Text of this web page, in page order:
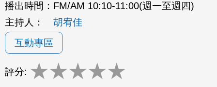
播出時間： FM/AM 10:10-11:00(週一至週四)
主持人：
胡宥佳
互動專區
評分: ★★★★★